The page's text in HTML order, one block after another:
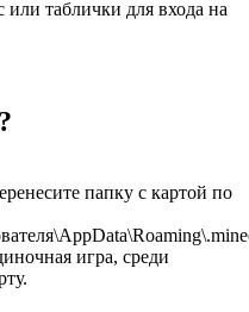
или таблички для входа на
папку с картой по
игра, среди